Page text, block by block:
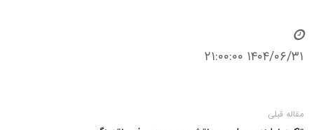
۱۴۰۴/۰۶/۳۱ ۲۱:۰۰:۰۰
مقاله قبلی